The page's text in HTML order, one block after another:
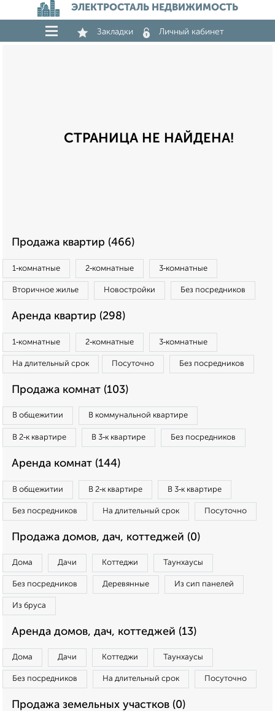
ЭЛЕКТРОСТАЛЬ НЕДВИЖИМОСТЬ
Закладки Личный кабинет
СТРАНИЦА НЕ НАЙДЕНА!
Продажа квартир (466)
1‑комнатные 2‑комнатные 3‑комнатные
Вторичное жилье Новостройки Без посредников
Аренда квартир (298)
1‑комнатные 2‑комнатные 3‑комнатные
На длительный срок Посуточно Без посредников
Продажа комнат (103)
В общежитии В коммунальной квартире
В 2‑к квартире В 3‑к квартире Без посредников
Аренда комнат (144)
В общежитии В 2‑к квартире В 3‑к квартире
Без посредников На длительный срок Посуточно
Продажа домов, дач, коттеджей (0)
Дома Дачи Коттеджи Таунхаусы
Без посредников Деревянные Из сип панелей
Из бруса
Аренда домов, дач, коттеджей (13)
Дома Дачи Коттеджи Таунхаусы
Без посредников На длительный срок Посуточно
Продажа земельных участков (0)